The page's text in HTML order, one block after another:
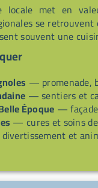
locale met en
se
souvent une
— promenade,
— sentiers et
Époque —
— cures et soins
et